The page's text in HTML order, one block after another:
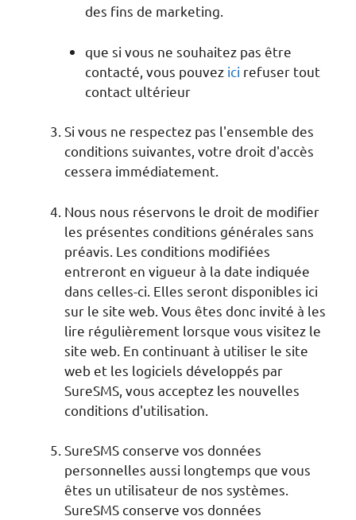
des fins de marketing.
que si vous ne souhaitez pas être
contacté, vous pouvez ici refuser tout
contact ultérieur
Si vous ne respectez pas l'ensemble des
conditions suivantes, votre droit d'accès
cessera immédiatement.
Nous nous réservons le droit de modifier
les présentes conditions générales sans
préavis. Les conditions modifiées
entreront en vigueur à la date indiquée
dans celles-ci. Elles seront disponibles ici
sur le site web. Vous êtes donc invité à les
lire régulièrement lorsque vous visitez le
site web. En continuant à utiliser le site
web et les logiciels développés par
SureSMS, vous acceptez les nouvelles
conditions d'utilisation.
SureSMS conserve vos données
personnelles aussi longtemps que vous
êtes un utilisateur de nos systèmes.
SureSMS conserve vos données